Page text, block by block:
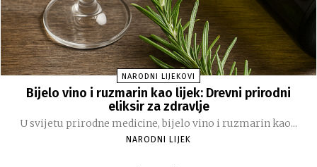
NARODNI LIJEKOVI
Bijelo vino i ruzmarin kao lijek: Drevni prirodni
eliksir za zdravlje
U svijetu prirodne medicine, bijelo vino i ruzmarin kao...
NARODNI LIJEK